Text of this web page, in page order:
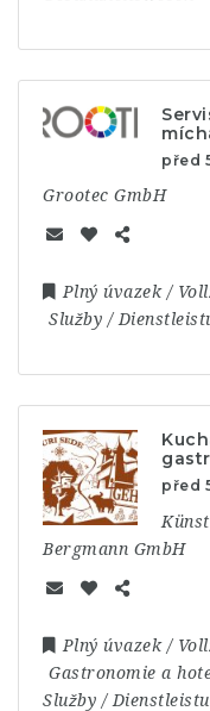
před
Grootec GmbH
Plný úvazek /
Služby /
před
Bergmann GmbH
Plný úvazek /
Gastronomie a
Služby /